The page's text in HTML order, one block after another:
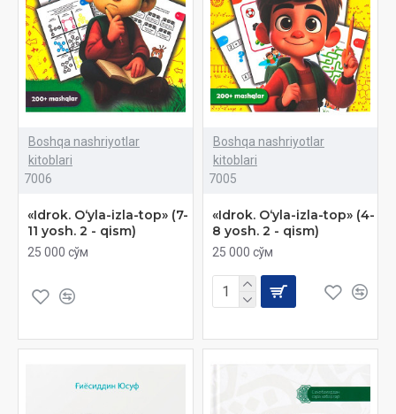
Boshqa nashriyotlar
kitoblari
7006
«Idrok. O‘yla-izla-top» (7-
11 yosh. 2 - qism)
25 000 сўм
Boshqa nashriyotlar
kitoblari
7005
«Idrok. O‘yla-izla-top» (4-
8 yosh. 2 - qism)
25 000 сўм